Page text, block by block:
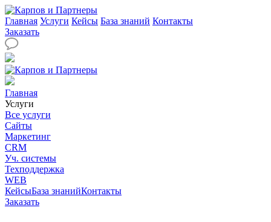
Главная Услуги Кейсы База знаний Контакты
Заказать
Главная
Услуги
Все услуги
Сайты
Маркетинг
CRM
Уч. системы
Техподдержка
WEB
КейсыБаза знанийКонтакты
Заказать